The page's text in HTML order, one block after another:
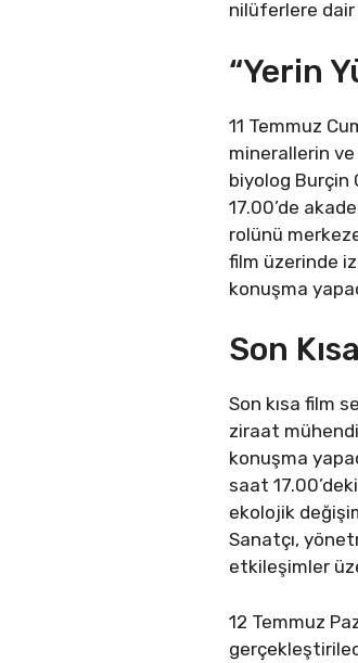
nilüferlere dair
“Yerin
11 Temmuz
minerallerin
biyolog Burçin
17.00’de
rolünü
film üzerinde
konuşma
Son
Son kısa film
ziraat
konuşma
saat
ekolojik
Sanatçı,
etkileşimler
12 Temmuz